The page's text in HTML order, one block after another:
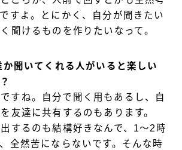
すよ。とにかく、自分が聞きたい
聞けるものを作りたいなって。
聞いてくれる人がいると楽しい
すね。自分で聞く用もあるし、自
友達に共有するのもあります。
するのも結構好きなんで、1～2時
全然苦にならないです。そんな時